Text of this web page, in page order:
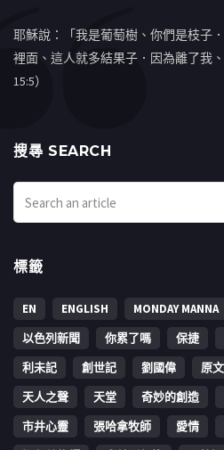
耶穌說：「我是葡萄樹、你們是枝子
裡面、這人就多結果子．因為離了我
15:5）
搜㝷 SEARCH
標籤
EN ENGLISH MONDAY MANNA
以色列新聞
你累了嗎 保捷
利未記
創世記 劉國偉 原
天人之聲
天堂 奇妙的創造
市井心靈
張哈拿牧師 愛情